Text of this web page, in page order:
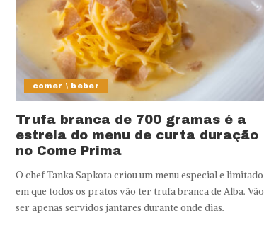
comer \ beber
Trufa branca de 700 gramas é a
estrela do menu de curta duração
no Come Prima
O chef Tanka Sapkota criou um menu especial e limitado
em que todos os pratos vão ter trufa branca de Alba. Vão
ser apenas servidos jantares durante onde dias.